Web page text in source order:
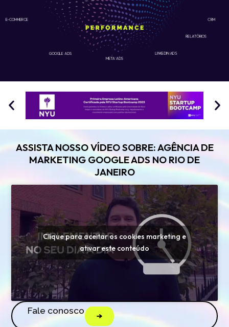
GOOGLE ADS LINKEDIN ADS
E-COMMERCE
META ADS
CRM
RELATÓRIOS
ASSISTA NOSSO VÍDEO SOBRE: AGÊNCIA DE
MARKETING GOOGLE ADS NO RIO DE
JANEIRO
Clique para aceitar os cookies marketing e
ativar este conteúdo
Fale conosco